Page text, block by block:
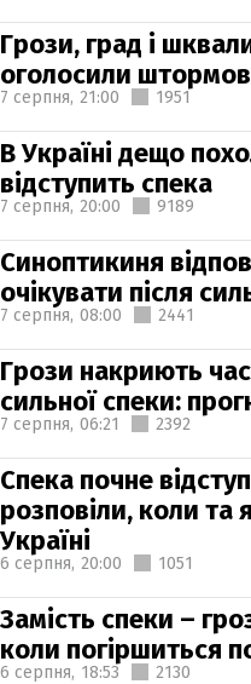
Грози, град і
оголосили
7 серпня, 21:00 1951
В Україні дещо
відступить спека
7 серпня, 20:00 9189
Синоптикиня
очікувати після
7 серпня, 08:00 2441
Грози накриють
сильної спеки:
7 серпня, 06:21 2392
Спека почне
розповіли, коли та
Україні
6 серпня, 20:00 1051
Замість спеки –
коли погіршиться
6 серпня, 18:53 2130